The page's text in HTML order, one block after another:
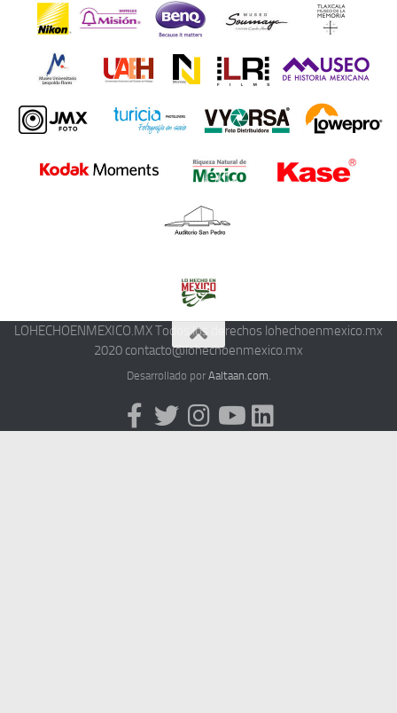
LOHECHOENMEXICO.MX Todos los derechos lohechoenmexico.mx
2020 contacto@lohechoenmexico.mx
Desarrollado por Aaltaan.com.